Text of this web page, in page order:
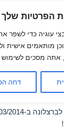
הפרטיות שלך
עוגיה כדי לשפר
מותאמים אישית
אתה מסכים לשימוש
דחה